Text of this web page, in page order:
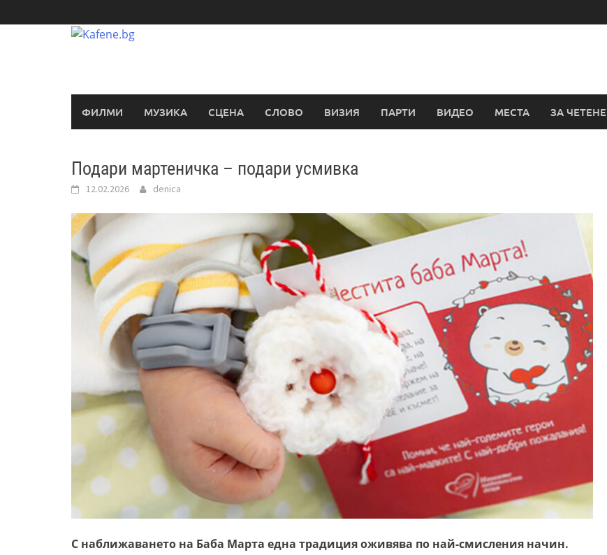
to
ФИЛМИ МУЗИКА СЦЕНА СЛОВО ВИЗИЯ ПАРТИ ВИДЕО МЕСТА ЗА ЧЕТЕНЕ
Подари мартеничка – подари усмивка
12.02.2026 denica
С наближаването на Баба Марта една традиция оживява по най-смисления начин.